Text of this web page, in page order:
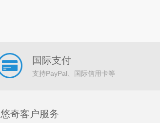
国际支付
支持PayPal、国际信用卡等
悠奇客户服务